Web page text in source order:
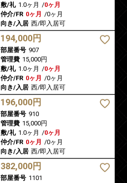
敷/礼 1.0ヶ月 /0ヶ月
仲介/FR 0ヶ月 /0ヶ月
向き/入居 西/即入居可
194,000円
部屋番号 907
管理費 15,000円
敷/礼 1.0ヶ月 /0ヶ月
仲介/FR 0ヶ月 /0ヶ月
向き/入居 西/即入居可
196,000円
部屋番号 910
管理費 15,000円
敷/礼 1.0ヶ月 /0ヶ月
仲介/FR 0ヶ月 /0ヶ月
向き/入居 西/即入居可
382,000円
部屋番号 1101